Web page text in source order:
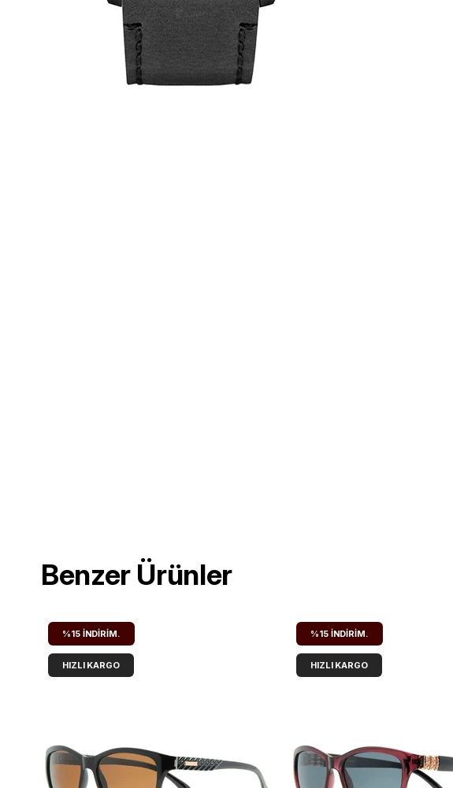
Benzer Ürünler
%15 İNDIRIM.
HIZLI KARGO
%15 İNDIRIM.
HIZLI KARGO